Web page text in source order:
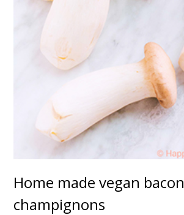
Home made vegan bacon
champignons